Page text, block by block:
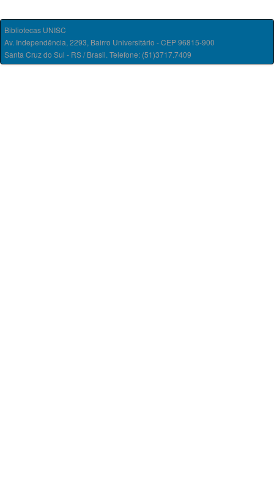
Bibliotecas UNISC
Av. Independência, 2293, Bairro Universitário - CEP 96815-900
Santa Cruz do Sul - RS / Brasil. Telefone: (51)3717.7409